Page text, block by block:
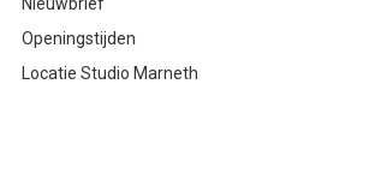
Openingstijden
Locatie Studio Marneth